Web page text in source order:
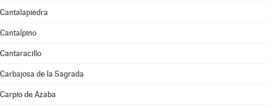
Cantalapiedra
Cantalpino
Cantaracillo
Carbajosa de la Sagrada
Carpio de Azaba